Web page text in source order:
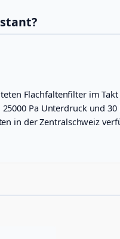
Flachfaltenfilter im
Pa Unterdruck und
in der Zentralschweiz